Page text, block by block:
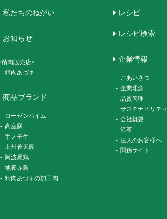
私たちのねがい
お知らせ
精肉販売店>
- 精肉あづま
商品ブランド
- ローゼンハイム
- 高座豚
- 手ノ子牛
- 上州蒼天豚
- 阿波尾鶏
- 地養赤鳥
- 精肉あづまの加工肉
レシピ
レシピ検索
企業情報
- ごあいさつ
- 企業理念
- 品質管理
- サステナビリティ
- 会社概要
- 沿革
- 法人のお客様へ
- 関係サイト